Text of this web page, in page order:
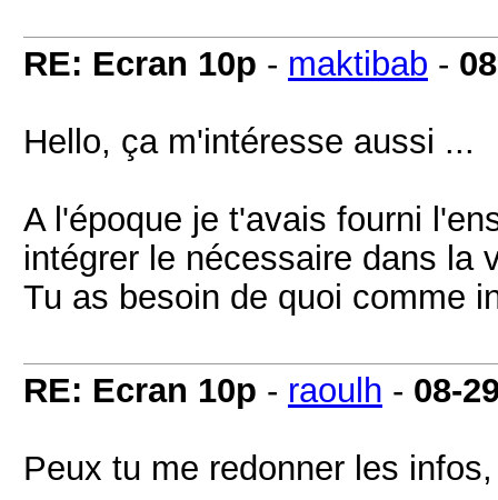
RE: Ecran 10p - maktibab -
Hello, ça m'intéresse aussi ...
A l'époque je t'avais fourni
intégrer le nécessaire dans la
Tu as besoin de quoi comme
RE: Ecran 10p - raoulh - 08-
Peux tu me redonner les